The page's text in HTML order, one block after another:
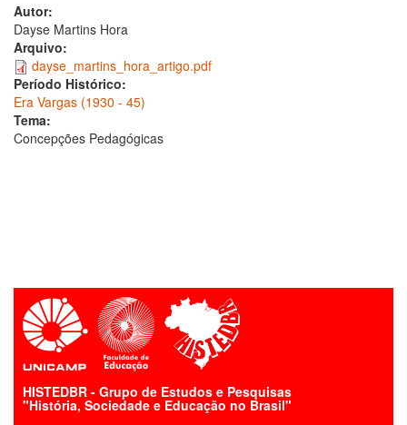
Autor:
Dayse Martins Hora
Arquivo:
dayse_martins_hora_artigo.pdf
Período Histórico:
Era Vargas (1930 - 45)
Tema:
Concepções Pedagógicas
HISTEDBR - Grupo de Estudos e Pesquisas
"História, Sociedade e Educação no Brasil"